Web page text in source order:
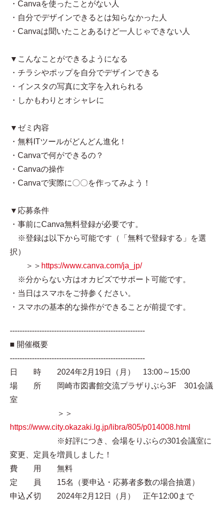
・Canvaを使ったことがない人
・自分でデザインできるとは知らなかった人
・Canvaは聞いたことあるけど一人じゃできない人
▼こんなことができるようになる
・チラシやポップを自分でデザインできる
・インスタの写真に文字を入れられる
・しかもわりとオシャレに
▼ゼミ内容
・無料ITツールがどんどん進化！
・Canvaで何ができるの？
・Canvaの操作
・Canvaで実際に〇〇を作ってみよう！
▼応募条件
・事前にCanva無料登録が必要です。
※登録は以下から可能です（「無料で登録する」を選
択）
＞＞ https://www.canva.com/ja_jp/
※分からない方はオカビズでサポート可能です。
・当日はスマホをご持参ください。
・スマホの基本的な操作ができることが前提です。
-------------------------------------------------------
■ 開催概要
-------------------------------------------------------
日 時 2024年2月19日（月） 13:00～15:00
場 所 岡崎市図書館交流プラザりぶら3F 301会議
室
＞＞
https://www.city.okazaki.lg.jp/libra/805/p014008.html
※好評につき、会場をりぶらの301会議室に
変更、定員を増員しました！
費 用 無料
定 員 15名（要申込・応募者多数の場合抽選）
申込〆切 2024年2月12日（月） 正午12:00まで